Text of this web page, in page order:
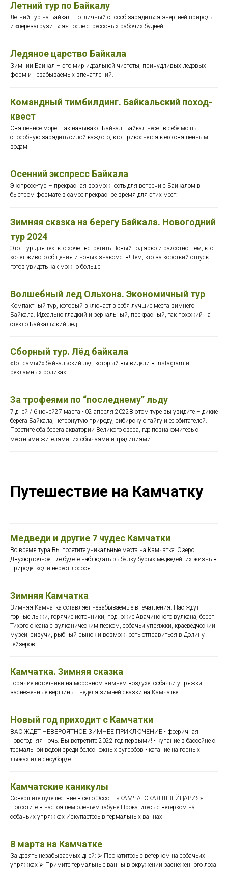
Летний тур по Байкалу
Летний тур на Байкал – отличный способ зарядиться энергией природы
и «перезагрузиться» после стрессовых рабочих будней.
Ледяное царство Байкала
Зимний Байкал – это мир идеальной чистоты, причудливых ледовых
форм и незабываемых впечатлений.
Командный тимбилдинг. Байкальский поход-
квест
Священное море - так называют Байкал. Байкал несет в себе мощь,
способную зарядить силой каждого, кто прикоснется к его священным
водам.
Осенний экспресс Байкала
Экспресс-тур – прекрасная возможность для встречи с Байкалом в
быстром формате в самое прекрасное время для этих мест.
Зимняя сказка на берегу Байкала. Новогодний
тур 2024
Этот тур для тех, кто хочет встретить Новый год ярко и радостно! Тем, кто
хочет живого общения и новых знакомств! Тем, кто за короткий отпуск
готов увидеть как можно больше!
Волшебный лед Ольхона. Экономичный тур
Компактный тур, который включает в себя лучшие места зимнего
Байкала. Идеально гладкий и зеркальный, прекрасный, так похожий на
стекло Байкальский лёд.
Сборный тур. Лёд байкала
«Тот самый» байкальский лед, который вы видели в Instagram и
рекламных роликах.
За трофеями по “последнему” льду
7 дней / 6 ночей27 марта - 02 апреля 2022В этом туре вы увидите – дикие
берега Байкала, нетронутую природу, сибирскую тайгу и ее обитателей.
Посетите оба берега акватории Великого озера, где познакомитесь с
местными жителями, их обычаями и традициями.
Путешествие на Камчатку
Медведи и другие 7 чудес Камчатки
Во время тура Вы посетите уникальные места на Камчатке: Озеро
Двухюрточное, где будете наблюдать рыбалку бурых медведей, их жизнь в
природе, ход и нерест лосося.
Зимняя Камчатка
Зимняя Камчатка оставляет незабываемые впечатления. Нас ждут
горные лыжи, горячие источники, подножие Авачинского вулкана, берег
Тихого океана c вулканическим песком, собачьи упряжки, краеведческий
музей, сивучи, рыбный рынок и возможность отправиться в Долину
гейзеров.
Камчатка. Зимняя сказка
Горячие источники на морозном зимнем воздухе, собачьи упряжки,
заснеженные вершины - неделя зимней сказки на Камчатке.
Новый год приходит с Камчатки
ВАС ЖДЕТ НЕВЕРОЯТНОЕ ЗИМНЕЕ ПРИКЛЮЧЕНИЕ • фееричная
новогодняя ночь. Вы встретите 2022 год первыми! • купание в бассейне с
термальной водой среди белоснежных сугробов • катание на горных
лыжах или сноуборде
Камчатские каникулы
Совершите путешествие в село Эссо – «КАМЧАТСКАЯ ШВЕЙЦАРИЯ»
Погостите в настоящем оленьем табуне Прокатитесь с ветерком на
собачьих упряжках Искупаетесь в термальных ваннах
8 марта на Камчатке
За девять незабываемых дней: ⮚ Прокатитесь с ветерком на собачьих
упряжках ⮚ Примите термальные ванны в окружении заснеженного леса